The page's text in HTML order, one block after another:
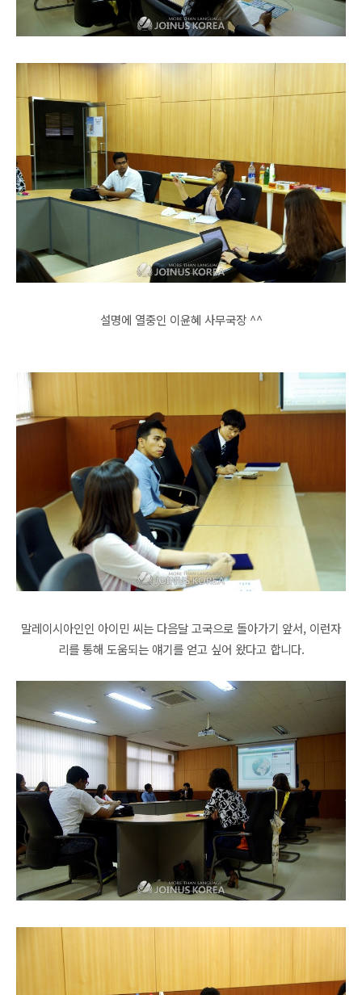
설명에 열중인 이윤혜 사무국장 ^^
말레이시아인인 아이민 씨는 다음달 고국으로 돌아가기 앞서, 이런자
리를 통해 도움되는얘기를 얻고 싶어 왔다고 합니다.